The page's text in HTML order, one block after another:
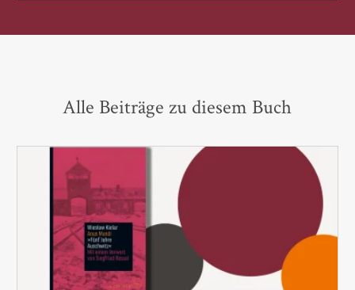
Alle Beiträge zu diesem Buch